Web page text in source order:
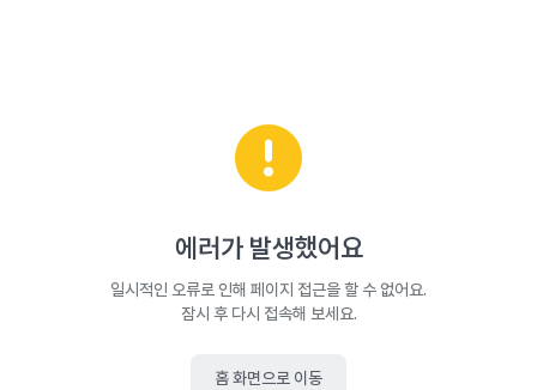
에러가 발생했어요
일시적인 오류로 인해 페이지 접근을 할 수 없어요.
잠시 후 다시 접속해 보세요.
홈 화면으로 이동